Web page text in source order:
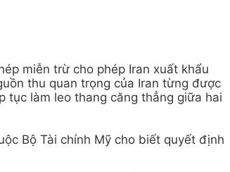
miễn trừ cho phép Iran xuất khẩu
thu quan trọng của Iran từng được
tục làm leo thang căng thẳng giữa hai
Bộ Tài chính Mỹ cho biết quyết định